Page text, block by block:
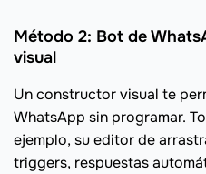
Método 2: Bot de
visual
Un constructor visual te
WhatsApp sin programar.
ejemplo, su editor de
triggers, respuestas